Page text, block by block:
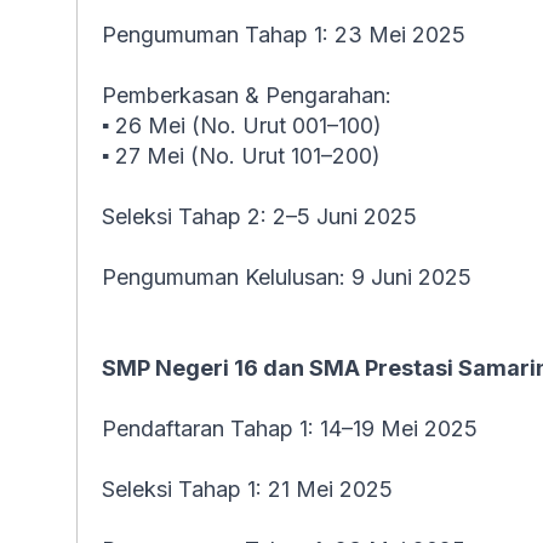
Pengumuman Tahap 1: 23 Mei 2025
Pemberkasan & Pengarahan:
▪ 26 Mei (No. Urut 001–100)
▪ 27 Mei (No. Urut 101–200)
Seleksi Tahap 2: 2–5 Juni 2025
Pengumuman Kelulusan: 9 Juni 2025
SMP Negeri 16 dan SMA Prestasi
Pendaftaran Tahap 1: 14–19 Mei 2025
Seleksi Tahap 1: 21 Mei 2025